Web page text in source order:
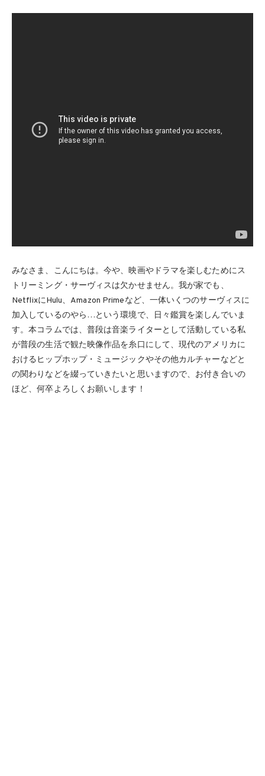
みなさま、こんにちは。今や、映画やドラマを楽しむためにス
トリーミング・サーヴィスは欠かせません。我が家でも、
NetflixにHulu、Amazon Primeなど、一体いくつのサーヴィスに
加入しているのやら…という環境で、日々鑑賞を楽しんでいま
す。本コラムでは、普段は音楽ライターとして活動している私
が普段の生活で観た映像作品を糸口にして、現代のアメリカに
おけるヒップホップ・ミュージックやその他カルチャーなどと
の関わりなどを綴っていきたいと思いますので、お付き合いの
ほど、何卒よろしくお願いします！